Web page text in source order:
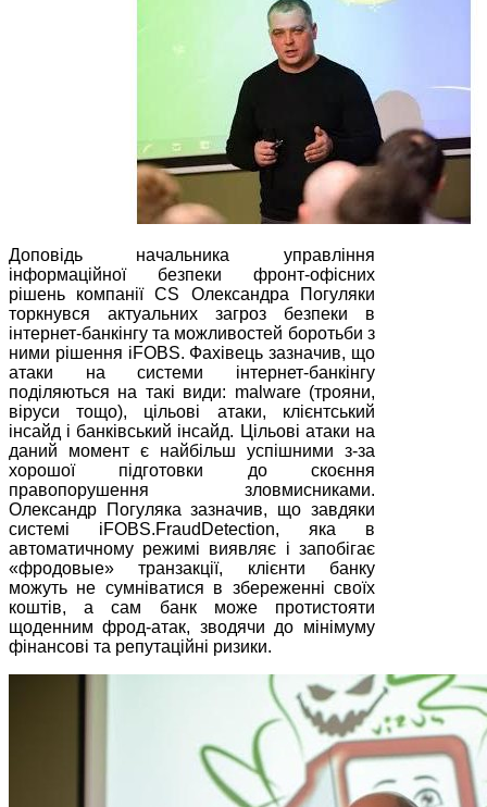
Доповідь начальника управління
інформаційної безпеки фронт-офісних
рішень компанії CS Олександра Погуляки
торкнувся актуальних загроз безпеки в
інтернет-банкінгу та можливостей боротьби з
ними рішення iFOBS. Фахівець зазначив, що
атаки на системи інтернет-банкінгу
поділяються на такі види: malware (трояни,
віруси тощо), цільові атаки, клієнтський
інсайд і банківський інсайд. Цільові атаки на
даний момент є найбільш успішними з-за
хорошої підготовки до скоєння
правопорушення зловмисниками.
Олександр Погуляка зазначив, що завдяки
системі iFOBS.FraudDetection, яка в
автоматичному режимі виявляє і запобігає
«фродовые» транзакції, клієнти банку
можуть не сумніватися в збереженні своїх
коштів, а сам банк може протистояти
щоденним фрод-атак, зводячи до мінімуму
фінансові та репутаційні ризики.